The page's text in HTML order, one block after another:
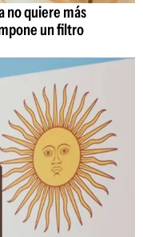
no quiere más
un filtro